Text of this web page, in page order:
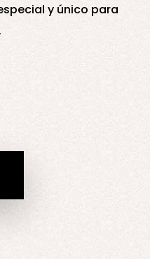
y único para